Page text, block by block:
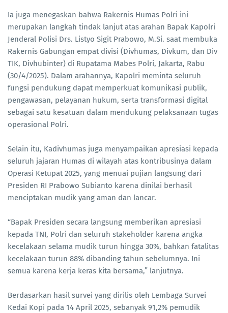
Ia juga menegaskan bahwa Rakernis Humas Polri ini
merupakan langkah tindak lanjut atas arahan Bapak Kapolri
Jenderal Polisi Drs. Listyo Sigit Prabowo, M.Si. saat membuka
Rakernis Gabungan empat divisi (Divhumas, Divkum, dan Div
TIK, Divhubinter) di Rupatama Mabes Polri, Jakarta, Rabu
(30/4/2025). Dalam arahannya, Kapolri meminta seluruh
fungsi pendukung dapat memperkuat komunikasi publik,
pengawasan, pelayanan hukum, serta transformasi digital
sebagai satu kesatuan dalam mendukung pelaksanaan tugas
operasional Polri.
Selain itu, Kadivhumas juga menyampaikan apresiasi kepada
seluruh jajaran Humas di wilayah atas kontribusinya dalam
Operasi Ketupat 2025, yang menuai pujian langsung dari
Presiden RI Prabowo Subianto karena dinilai berhasil
menciptakan mudik yang aman dan lancar.
“Bapak Presiden secara langsung memberikan apresiasi
kepada TNI, Polri dan seluruh stakeholder karena angka
kecelakaan selama mudik turun hingga 30%, bahkan fatalitas
kecelakaan turun 88% dibanding tahun sebelumnya. Ini
semua karena kerja keras kita bersama,” lanjutnya.
Berdasarkan hasil survei yang dirilis oleh Lembaga Survei
Kedai Kopi pada 14 April 2025, sebanyak 91,2% pemudik